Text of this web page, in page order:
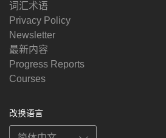
词汇术语
Privacy Policy
Newsletter
最新内容
Progress Reports
Courses
改换语言